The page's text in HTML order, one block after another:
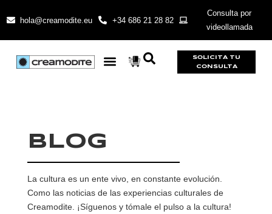
hola@creamodite.eu +34 686 21 28 82
Consulta por
videollamada
SOLICITA TU
CONSULTA
BLOG
La cultura es un ente vivo, en constante evolución.
Como las noticias de las experiencias culturales de
Creamodite. ¡Síguenos y tómale el pulso a la cultura!